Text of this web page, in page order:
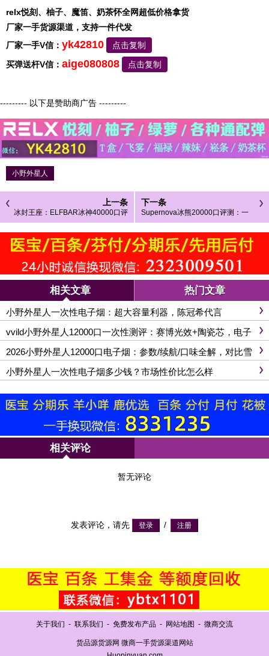
relx悦刻、柚子、魔笛、奶茶怀全网超低价格拿货
厂家一手货源渠道，支持一件代发
厂家一手V信： yk42810
点击复制
买弹送杆V信： aige080808 点击复制
--------- 以下是赞助商广告 ---------
小野外星人
上一条
冰封王座：ELFBAR冰神40000口评
下一条
Supernova冰熊20000口评测：一
相关文章 热门文章
小野外星人一次性电子烟：超大容量利器，陈冠希代言
vvild小野外星人12000口一次性测评：赛博光效+陶瓷芯，电子
烟圈的黑马真能野出天际?
2026小野外星人12000口电子烟：参数/续航/口味全解，对比雪
加/柚子哪个好？
小野外星人一次性电子烟多少钱？市场性价比怎么样
相关评论
暂无评论
发表评论，请先 /
关于我们 - 联系我们 - 免费发布产品 - 网站地图 - 微商交流
货品源货源网 微商一手货源渠道网站